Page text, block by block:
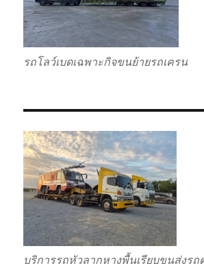
รถโลว์เบดเฉพาะกิจขนย้ายรถเครน
บริการรถหัวลากหางพื้นเรียบขนส่งรถ